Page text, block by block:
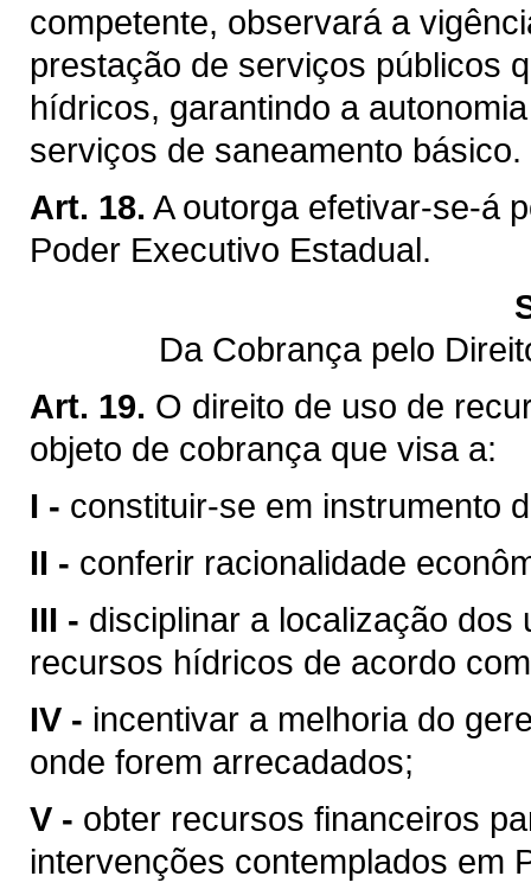
competente, observará a
prestação de serviços públicos
hídricos, garantindo a
serviços de saneamento básico.
Art. 18. A outorga efetivar-se-á
Poder Executivo Estadual.
Da Cobrança pelo
Art. 19. O direito de uso de
objeto de cobrança que visa a:
I - constituir-se em instrumento
II - conferir racionalidade
III - disciplinar a localização
recursos hídricos de acordo
IV - incentivar a melhoria do
onde forem arrecadados;
V - obter recursos financeiros
intervenções contemplados em